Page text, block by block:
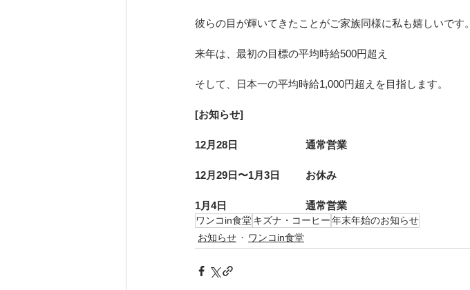
彼らの目が輝いてきたことがご家族同様に私も嬉しいです。
来年は、最初の目標の平均時給500円超え
そして、日本一の平均時給1,000円超えを目指します。
[お知らせ]
12月28日			通常営業
12月29日〜1月3日	お休み
ワンコin食堂キズナ・コーヒー年末年始のお知らせ
お知らせ
ワンコin食堂